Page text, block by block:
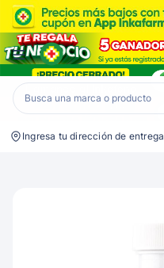
Inkafarma
Ingresa tu dirección de entrega